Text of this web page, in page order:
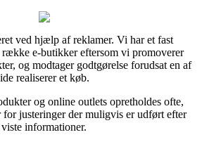
ved hjælp af reklamer. Vi har et fast
række e-butikker eftersom vi promoverer
og modtager godtgørelse forudsat en af
realiserer et køb.
og online outlets opretholdes ofte,
for justeringer der muligvis er udført efter
informationer.